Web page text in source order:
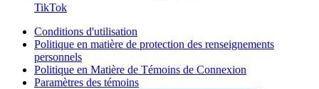
TikTok
Conditions d'utilisation
Politique en matière de protection des renseignements
personnels
Politique en Matière de Témoins de Connexion
Paramètres des témoins